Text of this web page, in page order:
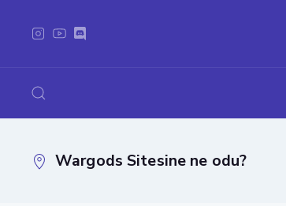
Wargods Sitesine ne odu?